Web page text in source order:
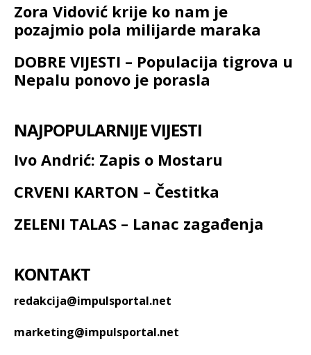
Zora Vidović krije ko nam je
pozajmio pola milijarde maraka
DOBRE VIJESTI – Populacija tigrova u
Nepalu ponovo je porasla
NAJPOPULARNIJE VIJESTI
Ivo Andrić: Zapis o Mostaru
CRVENI KARTON – Čestitka
ZELENI TALAS – Lanac zagađenja
KONTAKT
redakcija@impulsportal.net
marketing@impulsportal.net